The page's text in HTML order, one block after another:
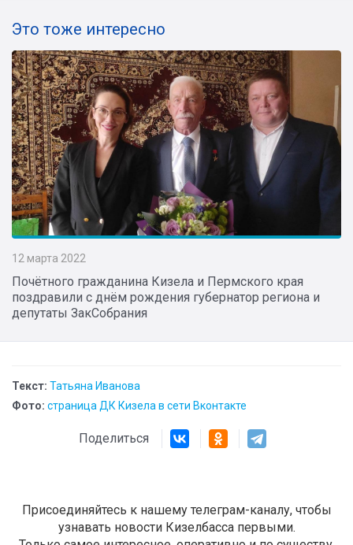
Это тоже интересно
12 марта 2022
Почётного гражданина Кизела и Пермского края
поздравили с днём рождения губернатор региона и
депутаты ЗакСобрания
Текст: Татьяна Иванова
Фото: страница ДК Кизела в сети Вконтакте
Поделиться
Присоединяйтесь к нашему телеграм-каналу, чтобы
узнавать новости Кизелбасса первыми.